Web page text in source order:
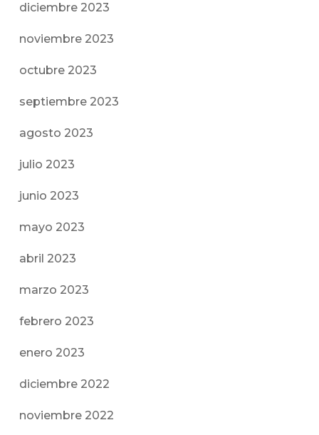
diciembre 2023
noviembre 2023
octubre 2023
septiembre 2023
agosto 2023
julio 2023
junio 2023
mayo 2023
abril 2023
marzo 2023
febrero 2023
enero 2023
diciembre 2022
noviembre 2022